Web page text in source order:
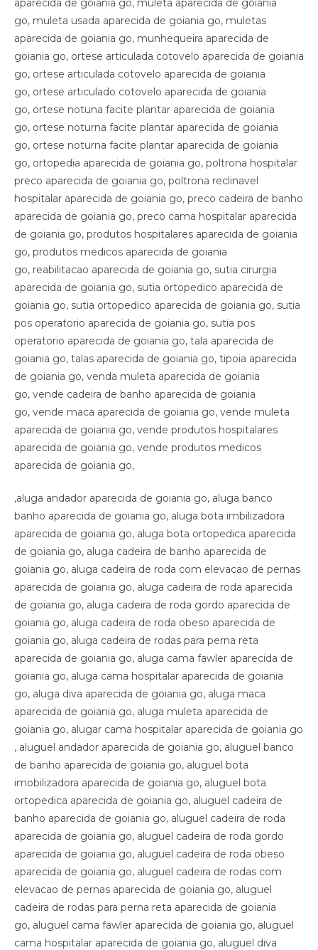
,aluga andador aparecida de goiania go, aluga banco
banho aparecida de goiania go, aluga bota imbilizadora
aparecida de goiania go, aluga bota ortopedica aparecida
de goiania go, aluga cadeira de banho aparecida de
goiania go, aluga cadeira de roda com elevacao de pernas
aparecida de goiania go, aluga cadeira de roda aparecida
de goiania go, aluga cadeira de roda gordo aparecida de
goiania go, aluga cadeira de roda obeso aparecida de
goiania go, aluga cadeira de rodas para perna reta
aparecida de goiania go, aluga cama fawler aparecida de
goiania go, aluga cama hospitalar aparecida de goiania
go, aluga diva aparecida de goiania go, aluga maca
aparecida de goiania go, aluga muleta aparecida de
goiania go, alugar cama hospitalar aparecida de goiania go
, aluguel andador aparecida de goiania go, aluguel banco
de banho aparecida de goiania go, aluguel bota
imobilizadora aparecida de goiania go, aluguel bota
ortopedica aparecida de goiania go, aluguel cadeira de
banho aparecida de goiania go, aluguel cadeira de roda
aparecida de goiania go, aluguel cadeira de roda gordo
aparecida de goiania go, aluguel cadeira de roda obeso
aparecida de goiania go, aluguel cadeira de rodas com
elevacao de pernas aparecida de goiania go, aluguel
cadeira de rodas para perna reta aparecida de goiania
go, aluguel cama fawler aparecida de goiania go, aluguel
cama hospitalar aparecida de goiania go, aluguel diva